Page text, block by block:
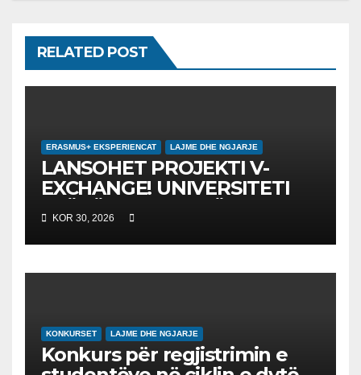
RELATED POST
ERASMUS+ EKSPERIENCAT LAJME DHE NGJARJE
LANSOHET PROJEKTI V-
EXCHANGE! UNIVERSITETI
“NËNË TEREZA” NË SHKUP
UDHËHEQ NISMËN
NDËRKOMBËTARE PËR
EDUKIMIN DIGJITAL DHE
KOR 30, 2026
KONKURSET LAJME DHE NGJARJE
Konkurs për regjistrimin e